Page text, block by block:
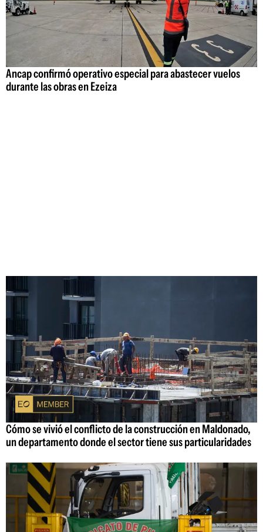
Ancap confirmó operativo especial para abastecer vuelos
durante las obras en Ezeiza
Cómo se vivió el conflicto de la construcción en Maldonado,
un departamento donde el sector tiene sus particularidades